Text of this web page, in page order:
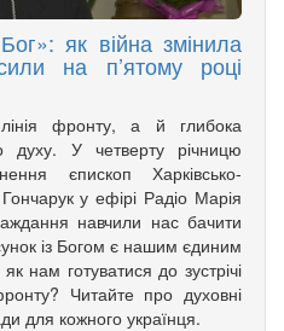
як війна змінила
на п’ятому році
фронту, а й глибока
духу. У четверту річницю
єпископ Харківсько-
Гончарук у ефірі Радіо Марія
навчили нас бачити
із Богом є нашим єдиним
нам готуватися до зустрічі
Читайте про духовні
для кожного українця.